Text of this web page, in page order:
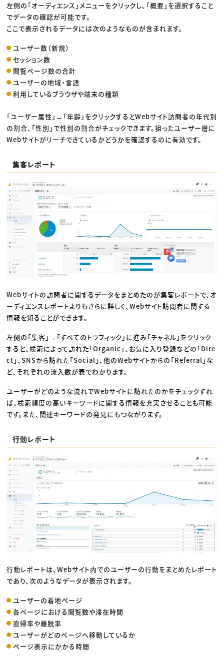
左側の「オーディエンス」メニューをクリックし、「概要」を選択すること
でデータの確認が可能です。
ここで表示されるデータには次のようなものが含まれます。
ユーザー数（新規）
セッション数
閲覧ページ数の合計
ユーザーの地域・言語
利用しているブラウザや端末の種類
「ユーザー属性」→「年齢」をクリックするとWebサイト訪問者の年代別
の割合、「性別」で性別の割合がチェックできます。狙ったユーザー層に
Webサイトがリーチできているかどうかを確認するのに有効です。
集客レポート
Webサイトの訪問者に関するデータをまとめたのが集客レポートで、オ
ーディエンスレポートよりもさらに詳しく、Webサイト訪問者に関する
情報を知ることができます。
左側の「集客」→「すべてのトラフィック」に進み「チャネル」をクリック
すると、検索によって訪れた「Organic」、お気に入り登録などの「Dire
ct」、SNSから訪れた「Social」、他のWebサイトからの「Referral」な
ど、それぞれの流入数が表でわかります。
ユーザーがどのような流れでWebサイトに訪れたのかをチェックすれ
ば、検索頻度の高いキーワードに関する情報を充実させることも可能
です。また、関連キーワードの発見にもつながります。
行動レポート
行動レポートは、Webサイト内でのユーザーの行動をまとめたレポート
であり、次のようなデータが表示されます。
ユーザーの着地ページ
各ページにおける閲覧数や滞在時間
直帰率や離脱率
ユーザーがどのページへ移動しているか
ページ表示にかかる時間